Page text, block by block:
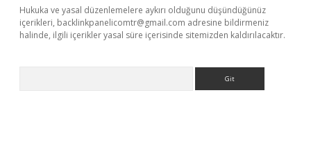
Hukuka ve yasal düzenlemelere aykırı olduğunu düşündüğünüz
içerikleri, backlinkpanelicomtr@gmail.com adresine bildirmeniz
halinde, ilgili içerikler yasal süre içerisinde sitemizden kaldırılacaktır.